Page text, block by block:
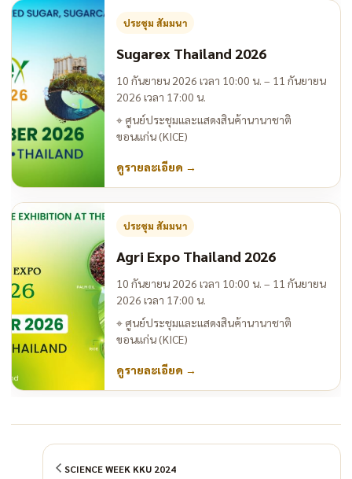
ประชุม สัมมนา
Sugarex Thailand 2026
10 กันยายน 2026 เวลา 10:00 น. – 11 กันยายน
2026 เวลา 17:00 น.
⌖ ศูนย์ประชุมและแสดงสินค้านานาชาติ
ขอนแก่น (KICE)
ดูรายละเอียด →
ประชุม สัมมนา
Agri Expo Thailand 2026
10 กันยายน 2026 เวลา 10:00 น. – 11 กันยายน
2026 เวลา 17:00 น.
⌖ ศูนย์ประชุมและแสดงสินค้านานาชาติ
ขอนแก่น (KICE)
ดูรายละเอียด →
SCIENCE WEEK KKU 2024